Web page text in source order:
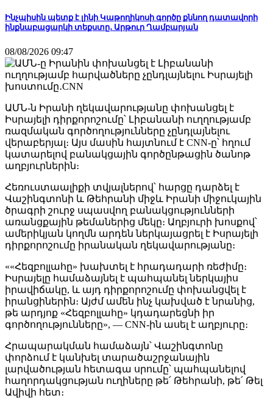
Ինչպիսին պետք է լինի Կաթողիկոսի գործը քննող դատավորի
ինքնաբացարկի տեքստը․ Արթուր Ղամբարյան
08/08/2026 09:47
ԱՄՆ-ն Իրանի ղեկավարությանը փոխանցել է
Իսրայելի դիրքորոշումը՝ Լիբանանի ուղղությամբ
ռազմական գործողությունները չընդլայնելու
վերաբերյալ։ Այս մասին հայտնում է CNN-ը՝ հղում
կատարելով բանակցային գործընթացին ծանոթ
աղբյուրներին։
Հեռուստաալիքի տվյալներով՝ հարցը դարձել է
Վաշինգտոնի և Թեհրանի միջև Իրանի միջուկային
ծրագրի շուրջ սպասվող բանակցությունների
առանցքային թեմաներից մեկը։ Աղբյուրի խոսքով՝
ամերիկյան կողմն արդեն ներկայացրել է Իսրայելի
դիրքորոշումը իրանական ղեկավարությանը։
««Հեզբոլլահը» խախտել է հրադադարի ռեժիմը։
Իսրայելը համաձայնել է պահպանել ներկայիս
իրավիճակը, և այդ դիրքորոշումը փոխանցվել է
իրանցիներին։ Այժմ ամեն ինչ կախված է նրանից,
թե արդյոք «Հեզբոլլահը» կդադարեցնի իր
գործողությունները», — CNN-ին ասել է աղբյուրը։
Հրապարակման համաձայն՝ Վաշինգտոնը
փորձում է կանխել տարածաշրջանային
լարվածության հետագա սրումը՝ պահպանելով
հաղորդակցության ուղիները թե՛ Թեհրանի, թե՛ Թել
Ավիվի հետ։